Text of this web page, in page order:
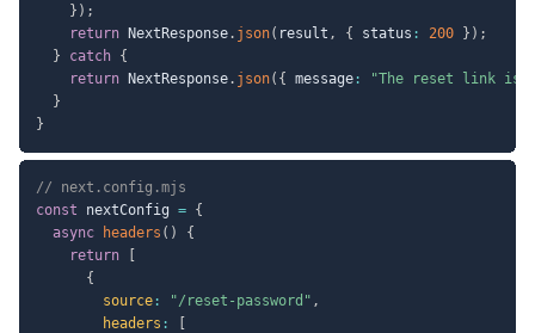
} ) ;
return NextResponse. json( result , { status : 200 } ) ;
}
catch {
return NextResponse. json( { message :
"The reset link is
}
}
// next.config.mjs
const nextConfig = {
async
headers ( )
{
return
{
source : "/reset-password" ,
headers :